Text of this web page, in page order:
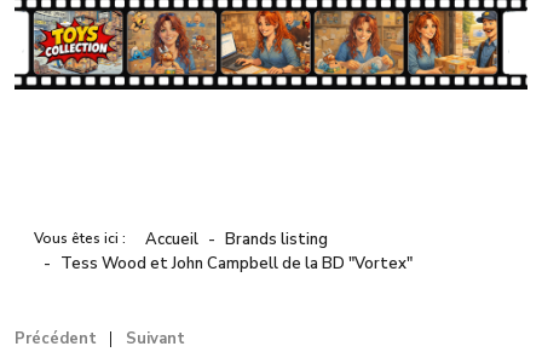
Vous êtes ici : Accueil
Brands listing
Tess Wood et John Campbell de la BD "Vortex"
Précédent Suivant